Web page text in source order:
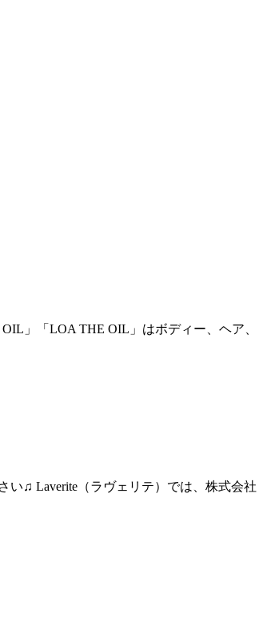
」「LOA THE OIL」はボディー、ヘア、
い♫ Laverite（ラヴェリテ）では、株式会社